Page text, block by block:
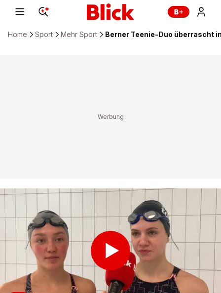
Home Sport Mehr Sport Berner Teenie-Duo überrascht